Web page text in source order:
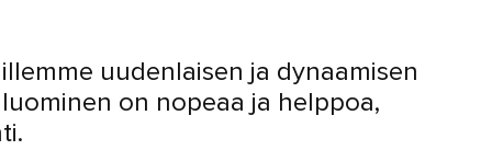
uudenlaisen ja dynaamisen
on nopeaa ja helppoa,